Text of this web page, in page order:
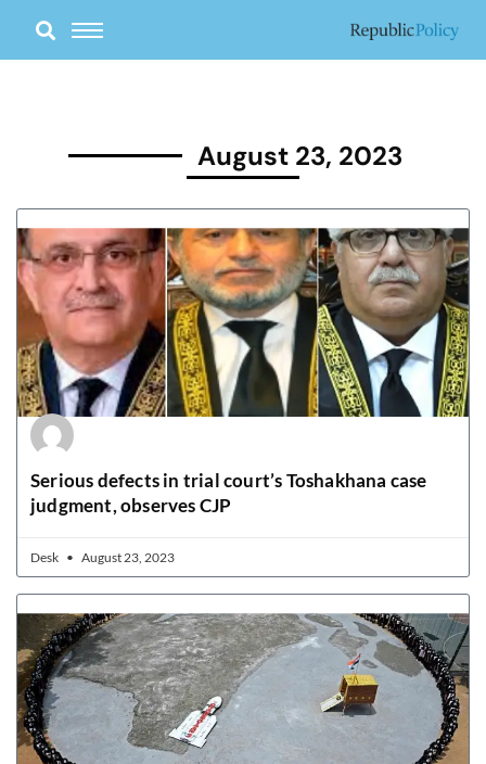
content
August 23, 2023
Serious defects in trial court’s Toshakhana case
judgment, observes CJP
Desk August 23, 2023